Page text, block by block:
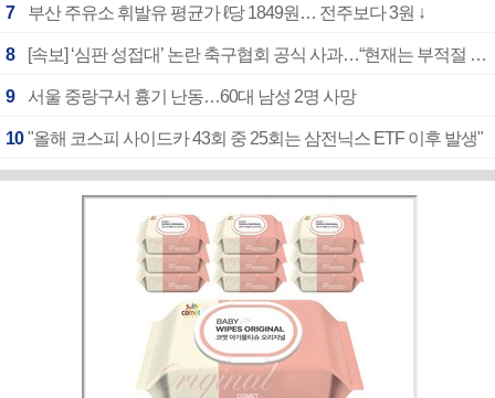
7 부산 주유소 휘발유 평균가 ℓ당 1849원… 전주보다 3원 ↓
8 [속보] ‘심판 성접대’ 논란 축구협회 공식 사과…“현재는 부적절 행위 없어”
9 서울 중랑구서 흉기 난동…60대 남성 2명 사망
10 "올해 코스피 사이드카 43회 중 25회는 삼전닉스 ETF 이후 발생"